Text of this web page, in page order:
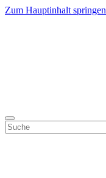
Zum Hauptinhalt springen